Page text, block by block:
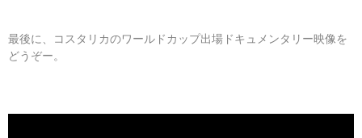
最後に、コスタリカのワールドカップ出場ドキュメンタリー映像を
どうぞー。